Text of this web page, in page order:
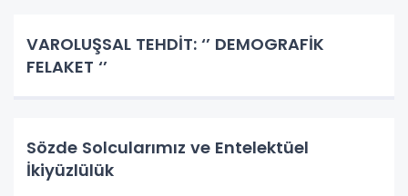
VAROLUŞSAL TEHDİT: ‘’ DEMOGRAFİK
FELAKET ‘’
Sözde Solcularımız ve Entelektüel
İkiyüzlülük